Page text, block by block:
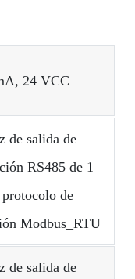
24 VCC
de salida de
RS485 de 1
de
Modbus_RTU
de salida de